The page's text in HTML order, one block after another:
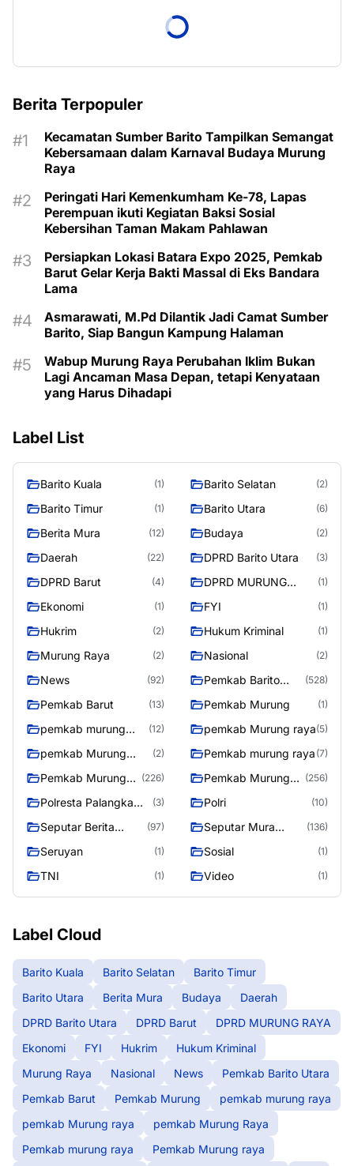
Berita Terpopuler
Kecamatan Sumber Barito Tampilkan Semangat
Kebersamaan dalam Karnaval Budaya Murung
Raya
Peringati Hari Kemenkumham Ke-78, Lapas
Perempuan ikuti Kegiatan Baksi Sosial
Kebersihan Taman Makam Pahlawan
Persiapkan Lokasi Batara Expo 2025, Pemkab
Barut Gelar Kerja Bakti Massal di Eks Bandara
Lama
Asmarawati, M.Pd Dilantik Jadi Camat Sumber
Barito, Siap Bangun Kampung Halaman
Wabup Murung Raya Perubahan Iklim Bukan
Lagi Ancaman Masa Depan, tetapi Kenyataan
yang Harus Dihadapi
Label List
Barito Kuala (1) Barito Selatan (2)
Barito Timur (1) Barito Utara (6)
Berita Mura (12) Budaya (2)
Daerah (22) DPRD Barito Utara (3)
DPRD Barut (4)
DPRD MURUNG
(1)
Ekonomi (1) FYI (1)
Hukrim (2) Hukum Kriminal (1)
Murung Raya (2) Nasional (2)
News (92)
Pemkab Barito
(528)
Pemkab Barut (13) Pemkab Murung (1)
pemkab murung
(12) pemkab Murung raya(5)
pemkab Murung
(2) Pemkab murung raya (7)
Pemkab Murung
(226)
Pemkab Murung
(256)
Polresta Palangka
(3) Polri (10)
Seputar Berita
(97)
Seputar Mura
(136)
Seruyan (1) Sosial (1)
TNI (1) Video (1)
Label Cloud
Barito Kuala Barito Selatan
Barito Timur
Barito Utara
Berita Mura Budaya
Daerah
DPRD Barito Utara
DPRD Barut
DPRD MURUNG RAYA
Ekonomi
FYI Hukrim
Hukum Kriminal
Murung Raya
Nasional News
Pemkab Barito Utara
Pemkab Barut
Pemkab Murung
pemkab murung raya
pemkab Murung raya
pemkab Murung Raya
Pemkab murung raya
Pemkab Murung raya